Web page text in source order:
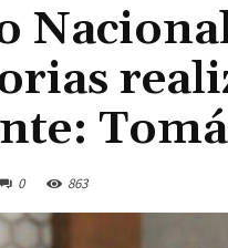
0 863